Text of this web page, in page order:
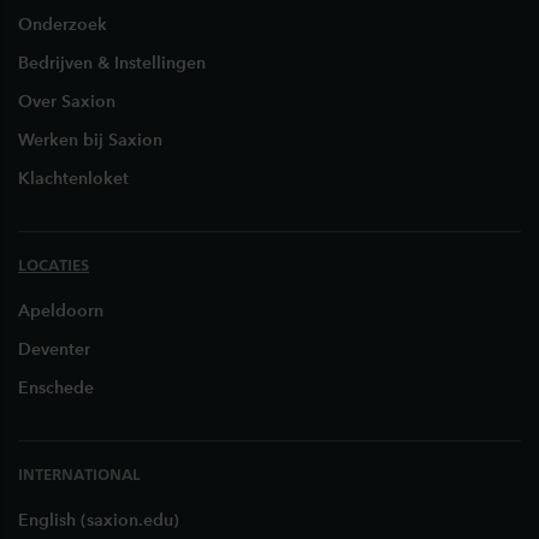
Onderzoek
Bedrijven & Instellingen
Over Saxion
Werken bij Saxion
Klachtenloket
LOCATIES
Apeldoorn
Deventer
Enschede
INTERNATIONAL
English (saxion.edu)